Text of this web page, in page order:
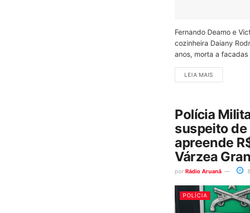
Fernando Deamo e
cozinheira Daiany
anos, morta a facadas
LEIA MAIS
Polícia
suspeito
apreende
Várzea
por Rádio Aruanã
POLÍCIA